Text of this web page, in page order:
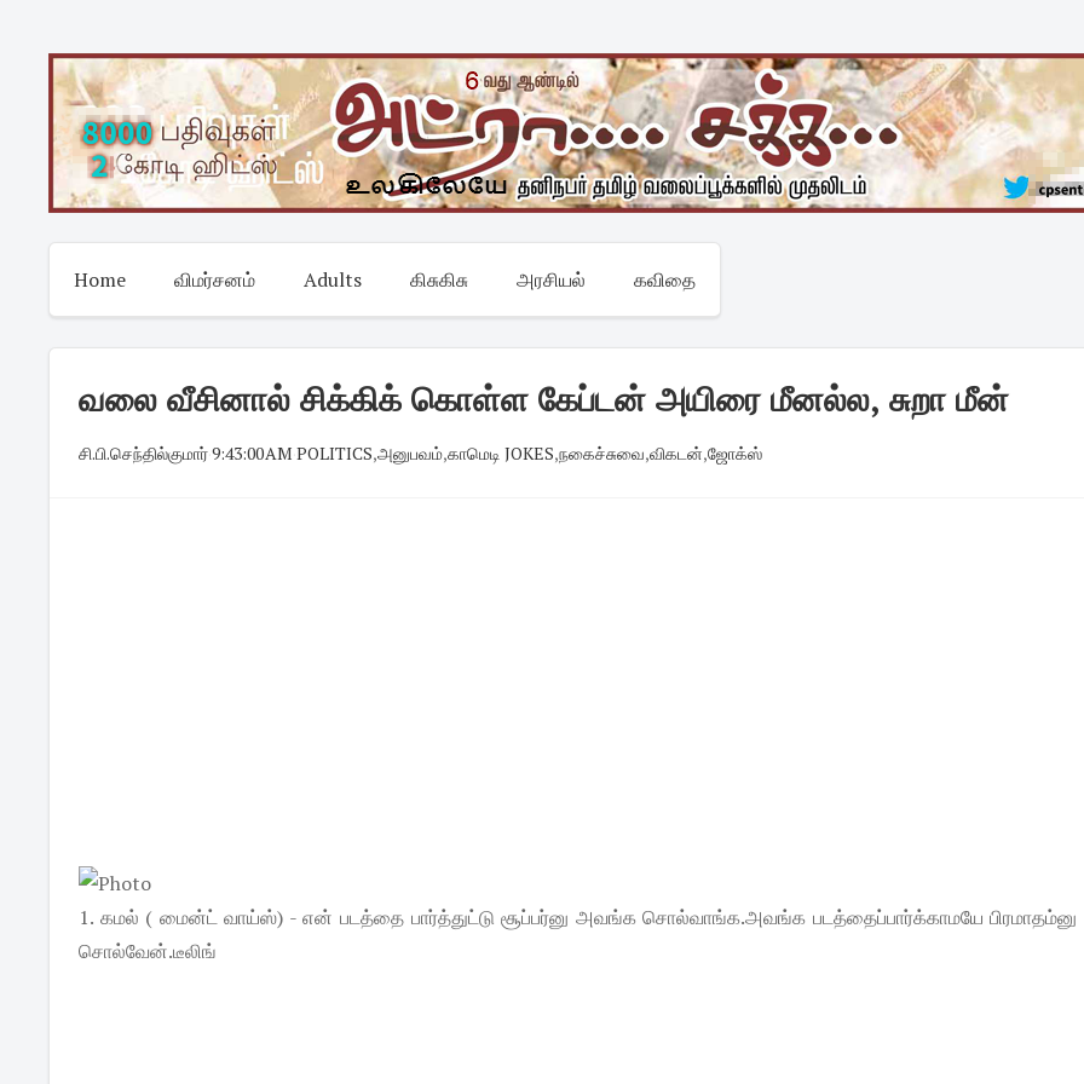
content
Home விமர்சனம் Adults கிசுகிசு அரசியல் கவிதை
வலை வீசினால் சிக்கிக் கொள்ள கேப்டன் அயிரை மீனல்ல, சுறா மீன்
சி.பி.செந்தில்குமார்·9:43:00 AM ·POLITICS,அனுபவம்,காமெடி JOKES,நகைச்சுவை,விகடன்,ஜோக்ஸ்
1. கமல் ( மைன்ட் வாய்ஸ்) - என் படத்தை பார்த்துட்டு சூப்பர்னு அவங்க சொல்வாங்க.அவங்க படத்தைப்பார்க்காமயே
சொல்வேன்.டீலிங்